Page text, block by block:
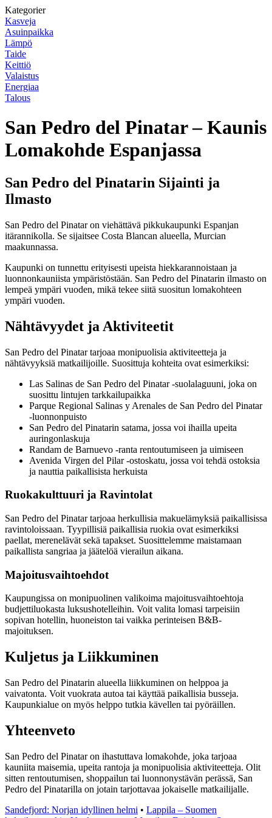
Kategorier
Kasveja
Asuinpaikka
Lämpö
Taide
Keittiö
Valaistus
Energiaa
Talous
San Pedro del Pinatar – Kaunis
Lomakohde Espanjassa
San Pedro del Pinatarin Sijainti ja
Ilmasto
San Pedro del Pinatar on viehättävä pikkukaupunki Espanjan
itärannikolla. Se sijaitsee Costa Blancan alueella, Murcian
maakunnassa.
Kaupunki on tunnettu erityisesti upeista hiekkarannoistaan ja
luonnonkauniista ympäristöstään. San Pedro del Pinatarin ilmasto on
lempeä ympäri vuoden, mikä tekee siitä suositun lomakohteen
ympäri vuoden.
Nähtävyydet ja Aktiviteetit
San Pedro del Pinatar tarjoaa monipuolisia aktiviteetteja ja
nähtävyyksiä matkailijoille. Suosittuja kohteita ovat esimerkiksi:
Las Salinas de San Pedro del Pinatar -suolalaguuni, joka on
suosittu lintujen tarkkailupaikka
Parque Regional Salinas y Arenales de San Pedro del Pinatar
-luonnonpuisto
San Pedro del Pinatarin satama, jossa voi ihailla upeita
auringonlaskuja
Randam de Barnuevo -ranta rentoutumiseen ja uimiseen
Avenida Virgen del Pilar -ostoskatu, jossa voi tehdä ostoksia
ja nauttia paikallisista herkuista
Ruokakulttuuri ja Ravintolat
San Pedro del Pinatar tarjoaa herkullisia makuelämyksiä paikallisissa
ravintoloissaan. Tyypillisiä paikallisia ruokia ovat esimerkiksi
paellat, merenelävät sekä tapakset. Suosittelemme maistamaan
paikallista sangriaa ja jäätelöä vierailun aikana.
Majoitusvaihtoehdot
Kaupungissa on monipuolinen valikoima majoitusvaihtoehtoja
budjettiluokasta luksushotelleihin. Voit valita lomasi tarpeisiin
sopivan hotellin, huoneiston tai vaikka perinteisen B&B-
majoituksen.
Kuljetus ja Liikkuminen
San Pedro del Pinatarin alueella liikkuminen on helppoa ja
vaivatonta. Voit vuokrata autoa tai käyttää paikallisia busseja.
Kaupunkialue on myös helppo tutkia kävellen tai pyöräillen.
Yhteenveto
San Pedro del Pinatar on ihastuttava lomakohde, joka tarjoaa
kauniita maisemia, upeita rantoja ja monipuolisia aktiviteetteja. Olit
sitten rentoutumisen, shoppailun tai luonnonystävän perässä, San
Pedro del Pinatarilla on jotain tarjottavaa jokaiselle matkailijalle.
Sandefjord: Norjan idyllinen helmi • Lappila – Suomen